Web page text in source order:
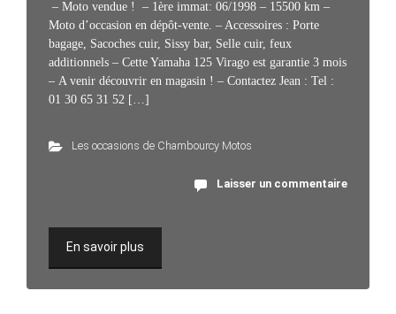
– Moto vendue ! – 1ère immat: 06/1998 – 15500 km –
Moto d’occasion en dépôt-vente. – Accessoires : Porte
bagage, Sacoches cuir, Sissy bar, Selle cuir, feux
additionnels – Cette Yamaha 125 Virago est garantie 3 mois
– A venir découvrir en magasin ! – Contactez Jean : Tel :
01 30 65 31 52 […]
Les occasions de Chambourcy Motos
Laisser un commentaire
En savoir plus